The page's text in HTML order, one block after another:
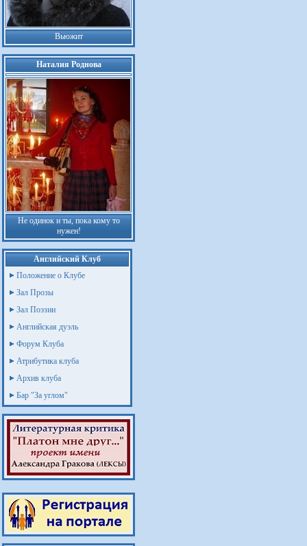
Вьюжит
Наталия Роднова
Не одинок и ты, пока кому то
нужен!
Английский Клуб
Положение о Клубе
Зал Прозы
Зал Поэзии
Английская дуэль
Форум Клуба
Атрибутика клуба
Архив клуба
Бар "За углом"